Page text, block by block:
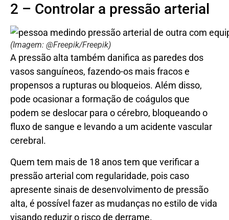
2 – Controlar a pressão arterial
(Imagem: @Freepik/Freepik)
A pressão alta também danifica as paredes dos
vasos sanguíneos, fazendo-os mais fracos e
propensos a rupturas ou bloqueios. Além disso,
pode ocasionar a formação de coágulos que
podem se deslocar para o cérebro, bloqueando o
fluxo de sangue e levando a um acidente vascular
cerebral.
Quem tem mais de 18 anos tem que verificar a
pressão arterial com regularidade, pois caso
apresente sinais de desenvolvimento de pressão
alta, é possível fazer as mudanças no estilo de vida
visando reduzir o risco de derrame.